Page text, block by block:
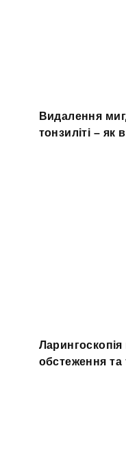
Видалення
тонзиліті – як
обстеження та